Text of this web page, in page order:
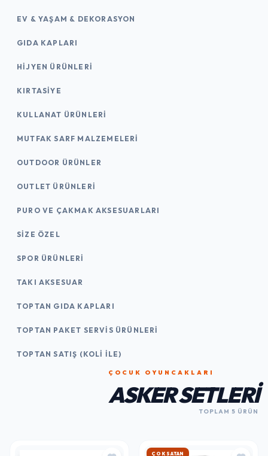
EV & YAŞAM & DEKORASYON
GIDA KAPLARI
HIJYEN ÜRÜNLERI
KIRTASİYE
KULLANAT ÜRÜNLERI
MUTFAK SARF MALZEMELERI
OUTDOOR ÜRÜNLER
OUTLET ÜRÜNLERI
PURO VE ÇAKMAK AKSESUARLARI
SIZE ÖZEL
SPOR ÜRÜNLERI
TAKI AKSESUAR
TOPTAN GIDA KAPLARI
TOPTAN PAKET SERVIS ÜRÜNLERI
TOPTAN SATIŞ (KOLI İLE)
ÇOCUK OYUNCAKLARI
ASKER SETLERI
TOPLAM 5 ÜRÜN
ÇOK SATAN